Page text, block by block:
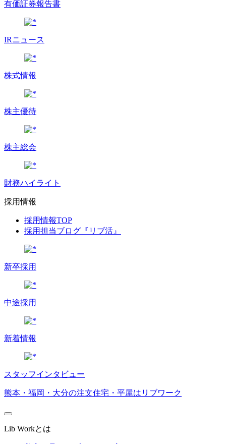
有価証券報告書
IRニュース
株式情報
株主優待
株主総会
財務ハイライト
採用情報
採用情報TOP
採用担当ブログ『リブ活』
新卒採用
中途採用
新着情報
スタッフインタビュー
熊本・福岡・大分の注文住宅・平屋はリブワーク
Lib Workとは